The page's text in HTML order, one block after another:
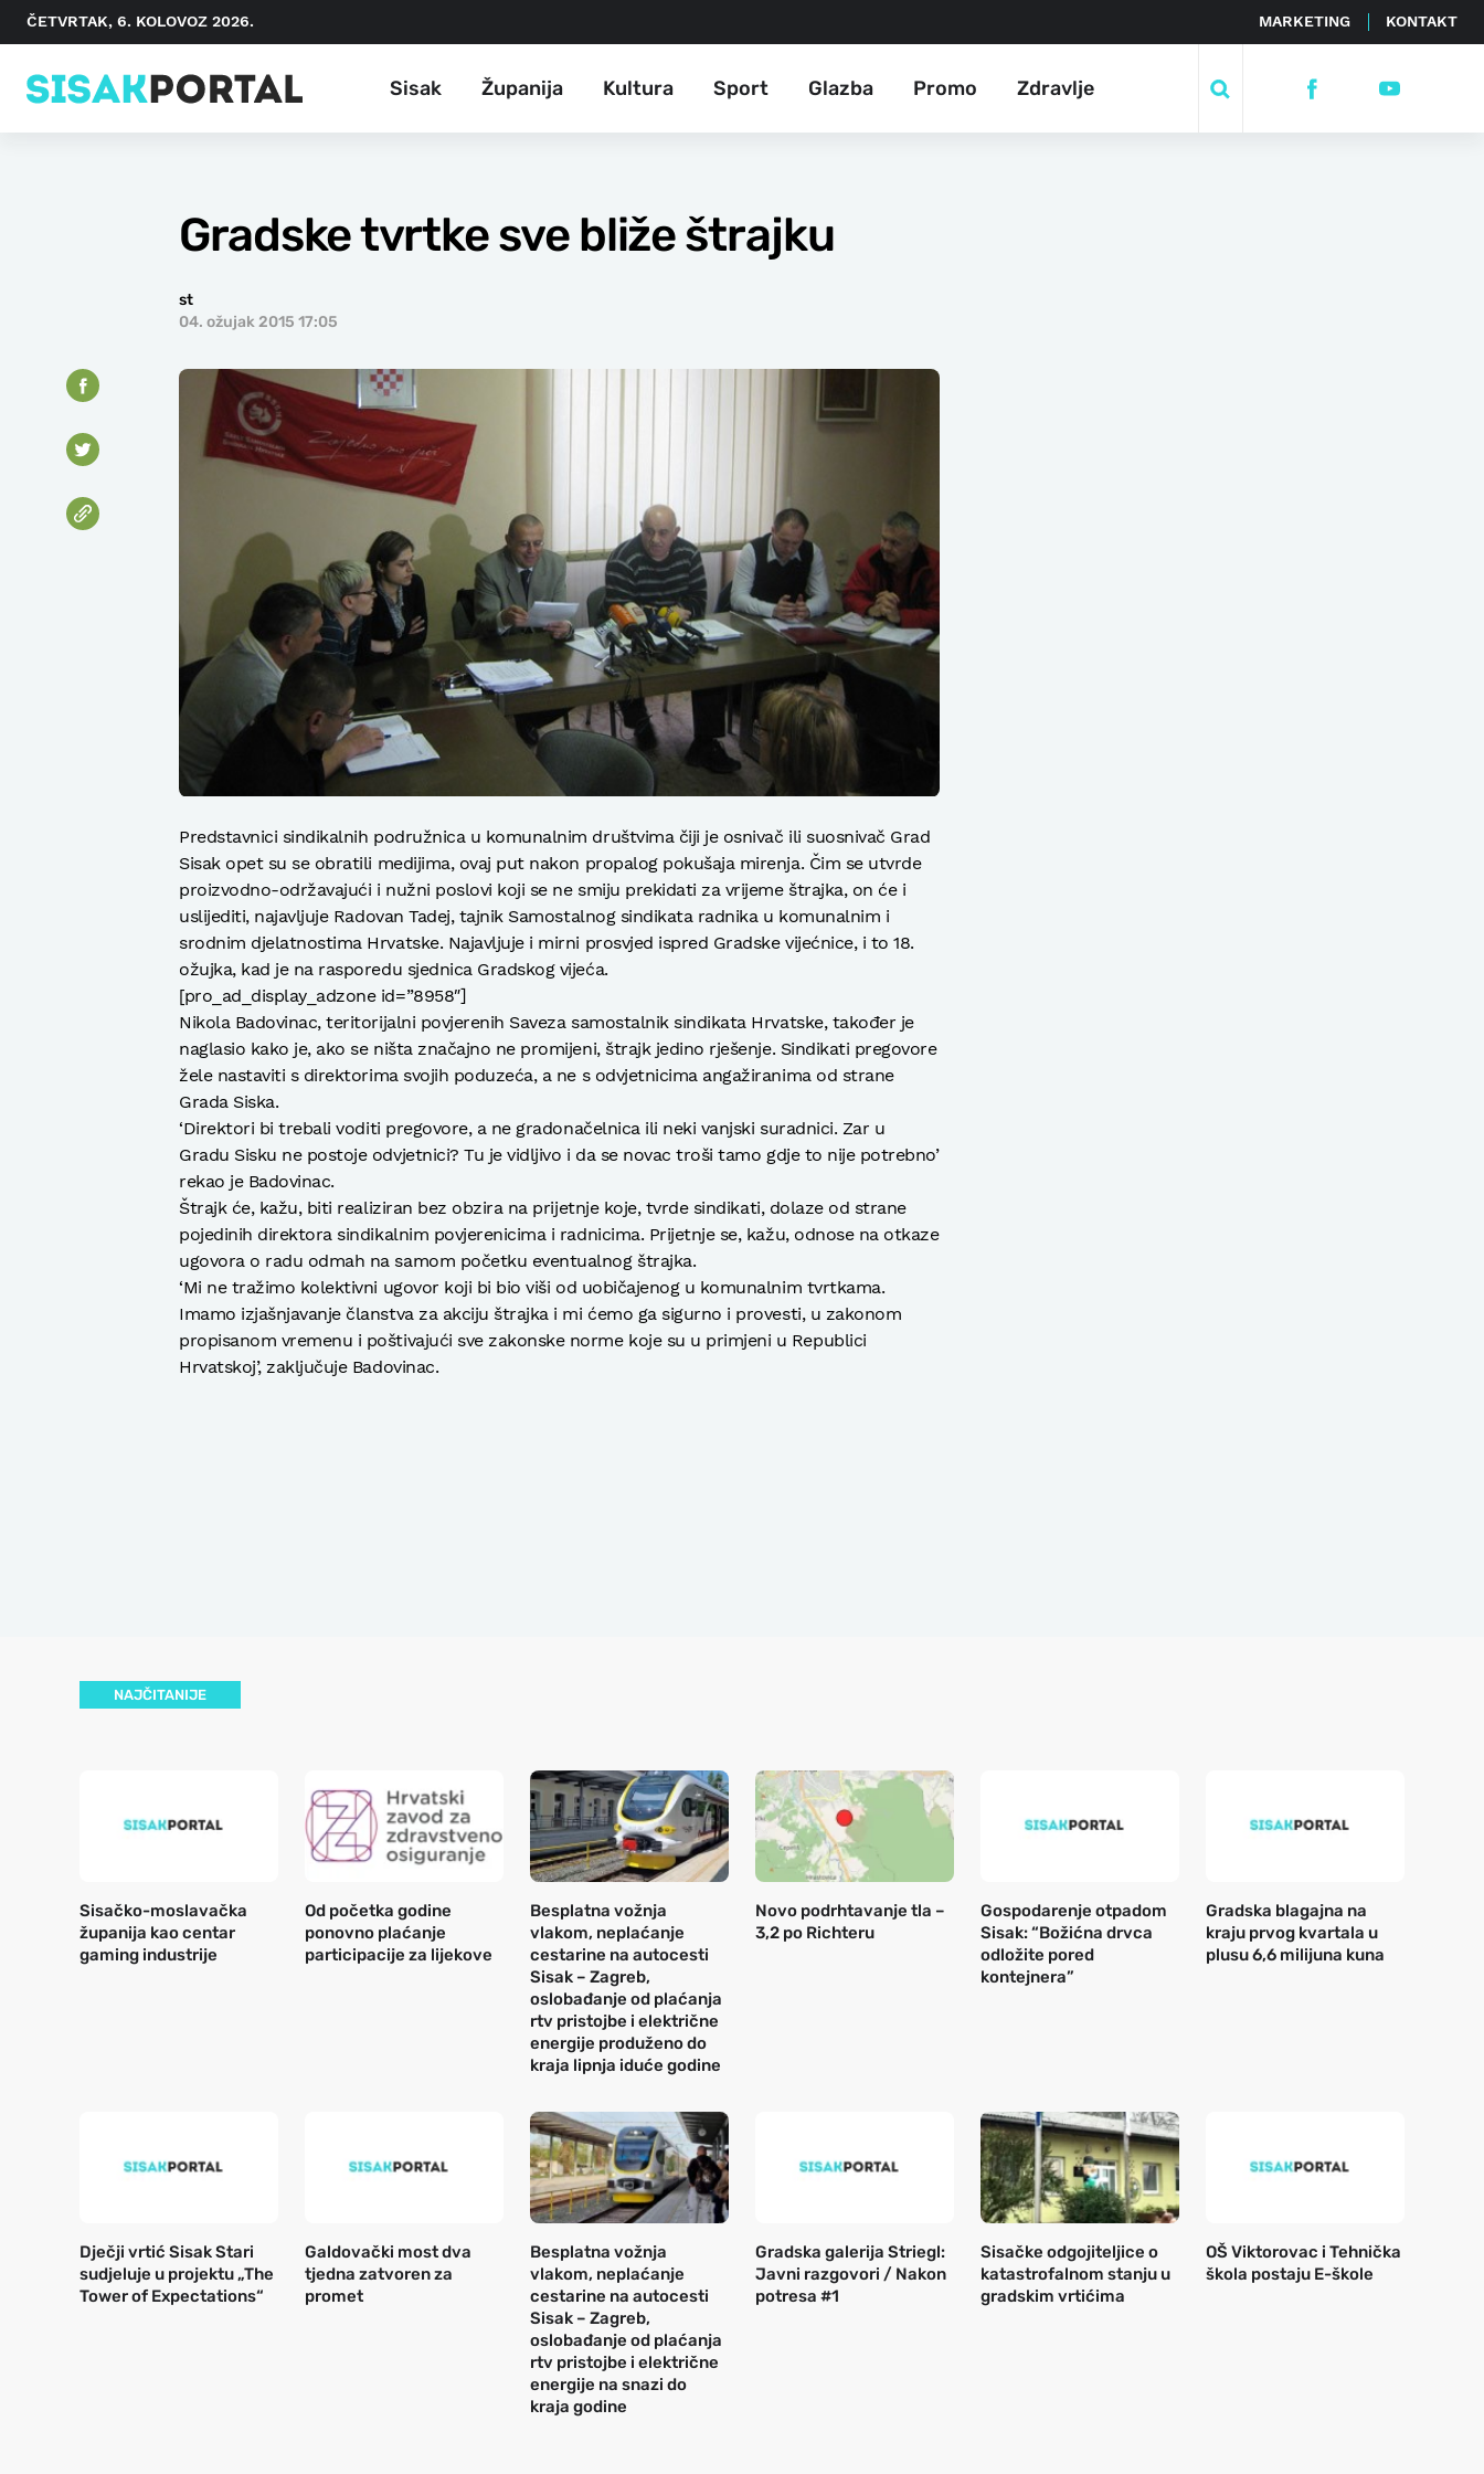
ČETVRTAK, 6. KOLOVOZ 2026. MARKETING KONTAKT
Sisak Županija Kultura Sport Glazba Promo Zdravlje
Gradske tvrtke sve bliže štrajku
st
04. ožujak 2015 17:05
Predstavnici sindikalnih podružnica u komunalnim društvima čiji je osnivač ili suosnivač Grad
Sisak opet su se obratili medijima, ovaj put nakon propalog pokušaja mirenja. Čim se utvrde
proizvodno-održavajući i nužni poslovi koji se ne smiju prekidati za vrijeme štrajka, on će i
uslijediti, najavljuje Radovan Tadej, tajnik Samostalnog sindikata radnika u komunalnim i
srodnim djelatnostima Hrvatske. Najavljuje i mirni prosvjed ispred Gradske vijećnice, i to 18.
ožujka, kad je na rasporedu sjednica Gradskog vijeća.
[pro_ad_display_adzone id=”8958″]
Nikola Badovinac, teritorijalni povjerenih Saveza samostalnik sindikata Hrvatske, također je
naglasio kako je, ako se ništa značajno ne promijeni, štrajk jedino rješenje. Sindikati pregovore
žele nastaviti s direktorima svojih poduzeća, a ne s odvjetnicima angažiranima od strane
Grada Siska.
‘Direktori bi trebali voditi pregovore, a ne gradonačelnica ili neki vanjski suradnici. Zar u
Gradu Sisku ne postoje odvjetnici? Tu je vidljivo i da se novac troši tamo gdje to nije potrebno’
rekao je Badovinac.
Štrajk će, kažu, biti realiziran bez obzira na prijetnje koje, tvrde sindikati, dolaze od strane
pojedinih direktora sindikalnim povjerenicima i radnicima. Prijetnje se, kažu, odnose na otkaze
ugovora o radu odmah na samom početku eventualnog štrajka.
‘Mi ne tražimo kolektivni ugovor koji bi bio viši od uobičajenog u komunalnim tvrtkama.
Imamo izjašnjavanje članstva za akciju štrajka i mi ćemo ga sigurno i provesti, u zakonom
propisanom vremenu i poštivajući sve zakonske norme koje su u primjeni u Republici
Hrvatskoj’, zaključuje Badovinac.
NAJČITANIJE
Sisačko-moslavačka
županija kao centar
gaming industrije
Od početka godine
ponovno plaćanje
participacije za lijekove
Besplatna vožnja
vlakom, neplaćanje
cestarine na autocesti
Sisak – Zagreb,
oslobađanje od plaćanja
rtv pristojbe i električne
energije produženo do
kraja lipnja iduće godine
Novo podrhtavanje tla –
3,2 po Richteru
Gospodarenje otpadom
Sisak: “Božićna drvca
odložite pored
kontejnera”
Gradska blagajna na
kraju prvog kvartala u
plusu 6,6 milijuna kuna
Dječji vrtić Sisak Stari
sudjeluje u projektu „The
Tower of Expectations“
Galdovački most dva
tjedna zatvoren za
promet
Besplatna vožnja
vlakom, neplaćanje
cestarine na autocesti
Sisak – Zagreb,
oslobađanje od plaćanja
rtv pristojbe i električne
energije na snazi do
kraja godine
Gradska galerija Striegl:
Javni razgovori / Nakon
potresa #1
Sisačke odgojiteljice o
katastrofalnom stanju u
gradskim vrtićima
OŠ Viktorovac i Tehnička
škola postaju E-škole